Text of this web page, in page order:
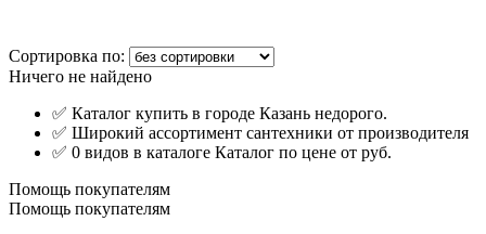
Сортировка по:
Ничего не найдено
✅ Каталог купить в городе Казань недорого.
✅ Широкий ассортимент сантехники от производителя
✅ 0 видов в каталоге Каталог по цене от руб.
Помощь покупателям
Помощь покупателям